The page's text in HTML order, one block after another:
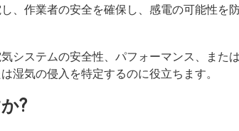
、作業者の安全を確保し、感電の可能性を
システムの安全性、パフォーマンス、また
湿気の侵入を特定するのに役立ちます。
?